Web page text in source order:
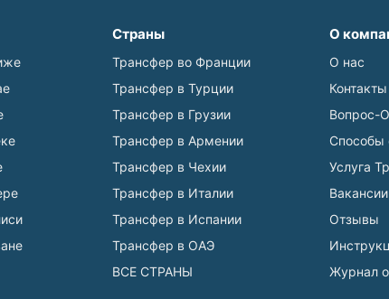
Страны
Трансфер во Франции
Трансфер в Турции
Трансфер в Грузии
Трансфер в Армении
Трансфер в Чехии
Трансфер в Италии
Трансфер в Испании
Трансфер в ОАЭ
ВСЕ СТРАНЫ
О
О нас
Контакты
Вопрос-
Способы
Услуга
Вакансии
Отзывы
Журнал